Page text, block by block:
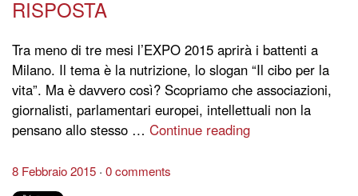
RISPOSTA
Tra meno di tre mesi l’EXPO 2015 aprirà i battenti a
Milano. Il tema è la nutrizione, lo slogan “Il cibo per la
vita”. Ma è davvero così? Scopriamo che associazioni,
giornalisti, parlamentari europei, intellettuali non la
pensano allo stesso … Continue reading
8 Febbraio 2015 0 comments